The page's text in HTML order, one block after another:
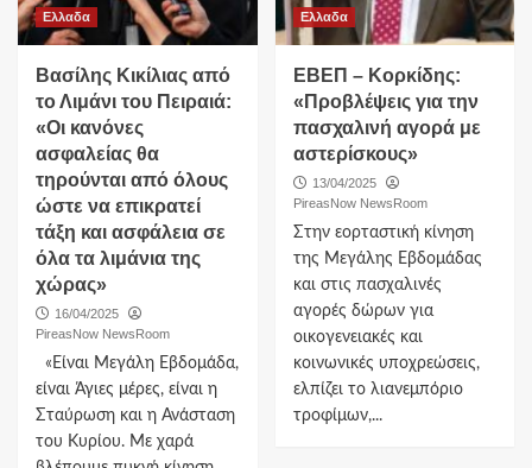
Ελλαδα
Βασίλης Κικίλιας από
το Λιμάνι του Πειραιά:
«Οι κανόνες
ασφαλείας θα
τηρούνται από όλους
ώστε να επικρατεί
τάξη και ασφάλεια σε
όλα τα λιμάνια της
χώρας»
16/04/2025
PireasNow NewsRoom
«Είναι Μεγάλη Εβδομάδα,
είναι Άγιες μέρες, είναι η
Σταύρωση και η Ανάσταση
του Κυρίου. Με χαρά
Ελλαδα
ΕΒΕΠ – Κορκίδης:
«Προβλέψεις για την
πασχαλινή αγορά με
αστερίσκους»
13/04/2025
PireasNow NewsRoom
Στην εορταστική κίνηση
της Μεγάλης Εβδομάδας
και στις πασχαλινές
αγορές δώρων για
οικογενειακές και
κοινωνικές υποχρεώσεις,
ελπίζει το λιανεμπόριο
τροφίμων,...